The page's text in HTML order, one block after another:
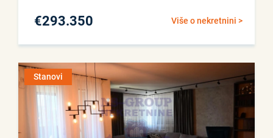
Više o nekretnini >
€293.350
Stanovi